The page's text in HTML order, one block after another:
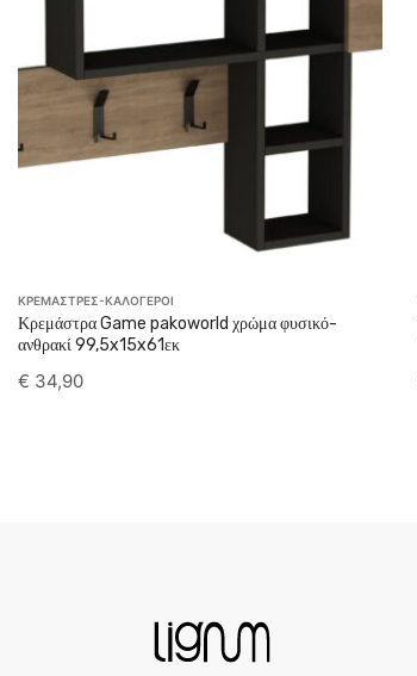
ΚΡΕΜΑΣΤΡΕΣ-ΚΑΛΟΓΕΡΟΙ
Κρεμάστρα Game pakoworld χρώμα φυσικό-
ανθρακί 99,5x15x61εκ
€ 34,90